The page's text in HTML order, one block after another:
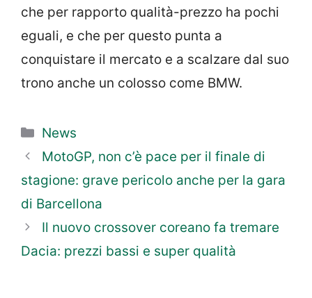
che per rapporto qualità-prezzo ha pochi
eguali, e che per questo punta a
conquistare il mercato e a scalzare dal suo
trono anche un colosso come BMW.
Categorie
News
MotoGP, non c’è pace per il finale di
stagione: grave pericolo anche per la gara
di Barcellona
Il nuovo crossover coreano fa tremare
Dacia: prezzi bassi e super qualità